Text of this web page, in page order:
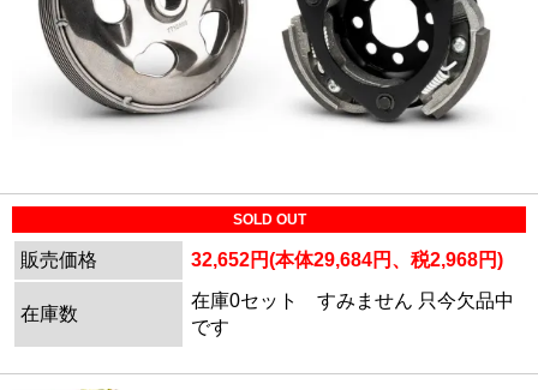
SOLD OUT
販売価格 32,652円(本体29,684円、税2,968円)
在庫数
在庫0セット すみません 只今欠品中
です